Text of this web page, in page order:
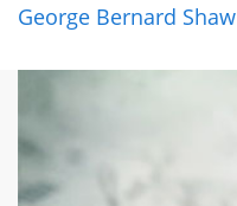
George Bernard Shaw